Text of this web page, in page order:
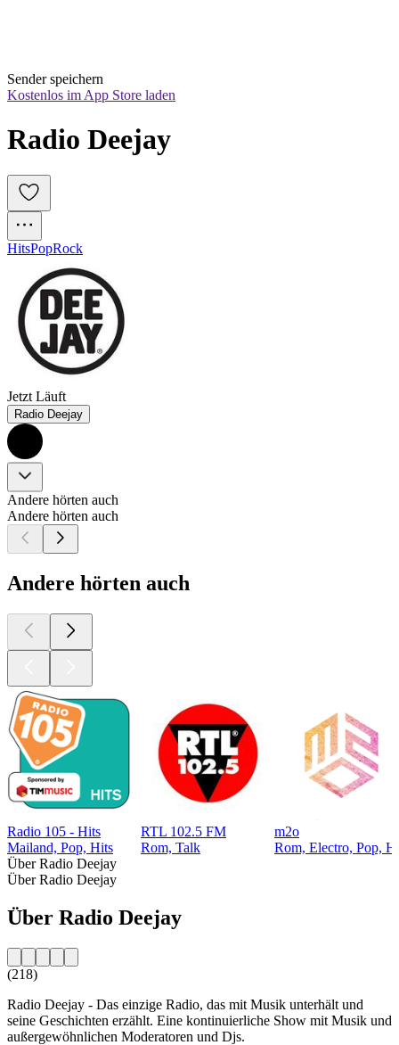
Sender speichern
Kostenlos im App Store laden
Radio Deejay
HitsPopRock
Jetzt Läuft
Radio Deejay
Andere hörten auch
Andere hörten auch
Andere hörten auch
Radio 105 - Hits
Mailand, Pop, Hits
RTL 102.5 FM
Rom, Talk
m2o
Rom, Electro, Pop,
Über Radio Deejay
Über Radio Deejay
Über Radio Deejay
(218)
Radio Deejay - Das einzige Radio, das mit Musik unterhält und
seine Geschichten erzählt. Eine kontinuierliche Show mit Musik und
außergewöhnlichen Moderatoren und Djs.